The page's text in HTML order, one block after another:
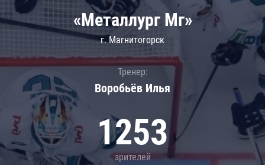
«Металлург Мг»
г. Магнитогорск
Тренер:
Воробьёв Илья
1253
зрителей